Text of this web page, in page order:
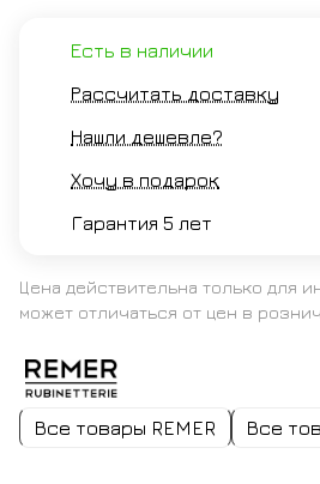
Есть в наличии
Рассчитать доставку
Нашли дешевле?
Хочу в подарок
Гарантия 5 лет
Цена действительна только для
может отличаться от цен в
Все товары REMER Все